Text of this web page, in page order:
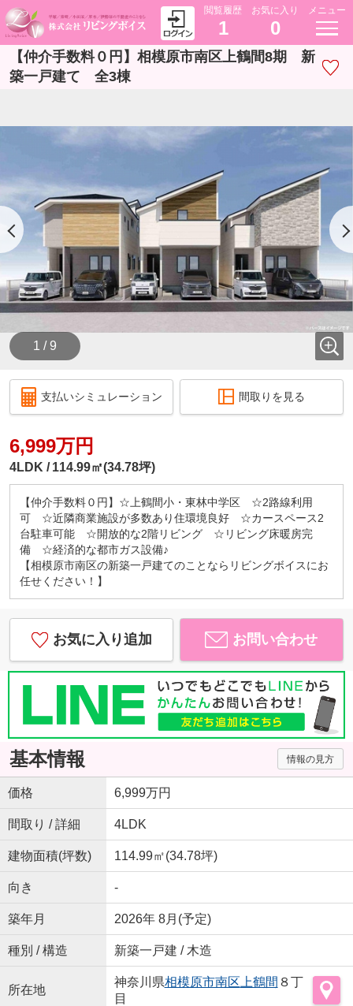
閲覧履歴
1
お気に入り
0
メニュー
【仲介手数料０円】相模原市南区上鶴間8期 新
築一戸建て 全3棟
1 / 9
支払いシミュレーション 間取りを見る
6,999万円
4LDK 114.99㎡(34.78坪)
【仲介手数料０円】☆上鶴間小・東林中学区 ☆2路線利用
可 ☆近隣商業施設が多数あり住環境良好 ☆カースペース2
台駐車可能 ☆開放的な2階リビング ☆リビング床暖房完
備 ☆経済的な都市ガス設備♪
【相模原市南区の新築一戸建てのことならリビングボイスにお
任せください！】
お気に入り追加 お問い合わせ
基本情報 情報の見方
価格 6,999万円
間取り / 詳細 4LDK
建物面積(坪数) 114.99㎡(34.78坪)
向き -
築年月 2026年 8月(予定)
種別 / 構造 新築一戸建 / 木造
所在地
神奈川県相模原市南区 上鶴間 ８丁
目